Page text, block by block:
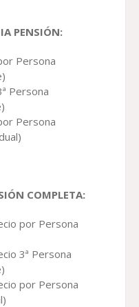
PENSIÓN:
Persona
Persona
Persona
COMPLETA:
por Persona
3ª Persona
por Persona